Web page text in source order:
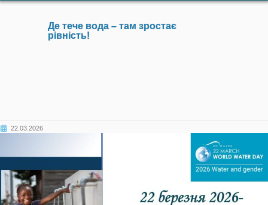
Де тече вода – там зростає
рівність!
22.03.2026